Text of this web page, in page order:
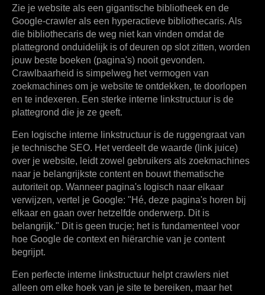
Zie je website als een gigantische bibliotheek en de
Google-crawler als een hyperactieve bibliothecaris. Als
die bibliothecaris de weg niet kan vinden omdat de
plattegrond onduidelijk is of deuren op slot zitten, worden
jouw beste boeken (pagina's) nooit gevonden.
Crawlbaarheid is simpelweg het vermogen van
zoekmachines om je website te ontdekken, te doorlopen
en te indexeren. Een sterke interne linkstructuur is de
plattegrond die je ze geeft.
Een logische interne linkstructuur is de ruggengraat van
je technische SEO. Het verdeelt de waarde (link juice)
over je website, leidt zowel gebruikers als zoekmachines
naar je belangrijkste content en bouwt thematische
autoriteit op. Wanneer pagina's logisch naar elkaar
verwijzen, vertel je Google: "Hé, deze pagina's horen bij
elkaar en gaan over hetzelfde onderwerp. Dit is
belangrijk." Dit is geen trucje; het is fundamenteel voor
hoe Google de context en hiërarchie van je content
begrijpt.
Een perfecte interne linkstructuur helpt crawlers niet
alleen om elke hoek van je site te bereiken, maar het